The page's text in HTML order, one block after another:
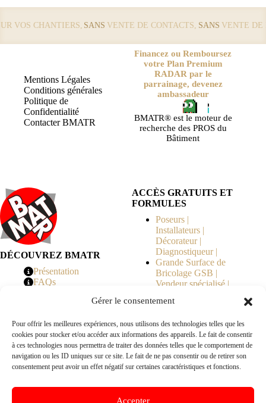
Gérer le consentement
Pour offrir les meilleures expériences, nous utilisons des technologies telles que les
cookies pour stocker et/ou accéder aux informations des appareils. Le fait de consentir
à ces technologies nous permettra de traiter des données telles que le comportement de
navigation ou les ID uniques sur ce site. Le fait de ne pas consentir ou de retirer son
consentement peut avoir un effet négatif sur certaines caractéristiques et fonctions.
Accepter
VOS CHANTIERS, SANSVENTE DE CONTACTS,SANSVENTE DE
Mentions Légales
Conditions générales
Politique de
Confidentialité
Contacter BMATR
Financez ou Remboursez
votre Plan Premium
RADAR par le
parrainage, devenez
ambassadeur
BMATR® est le moteur de
recherche des PROS du
Bâtiment
DÉCOUVREZ BMATR
Présentation
FAQs
ACCÈS GRATUITS ET
FORMULES
Poseurs |
Installateurs |
Décorateur |
Diagnostiqueur |
Grande Surface de
Bricolage GSB |
Vendeur spécialisé |
Copropriété | MOE |
en Travaux |
Fabricants | Marque |
© 2026 BMATR® — Tous droits réservés.